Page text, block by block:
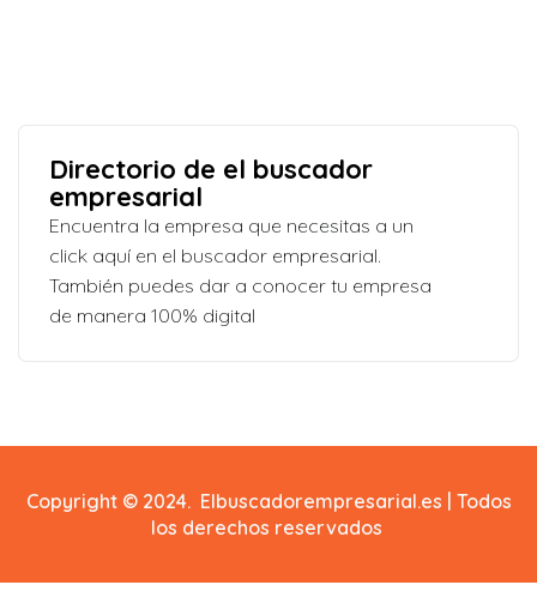
Directorio de el buscador
empresarial
Encuentra la empresa que necesitas a un
click aquí en el buscador empresarial.
También puedes dar a conocer tu empresa
de manera 100% digital
Copyright © 2024. Elbuscadorempresarial.es | Todos
los derechos reservados